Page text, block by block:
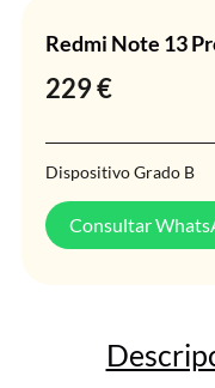
Redmi Note 13
229€
Dispositivo Grado B
Consultar